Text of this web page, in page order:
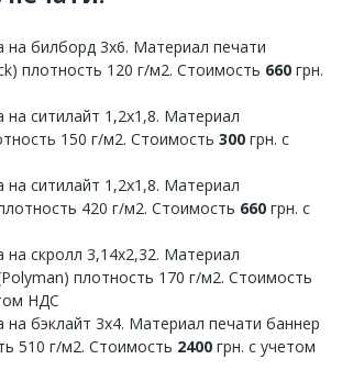
на билборд 3х6. Материал печати
плотность 120 г/м2. Стоимость 660 грн.
на ситилайт 1,2х1,8. Материал
150 г/м2. Стоимость 300 грн. с
на ситилайт 1,2х1,8. Материал
420 г/м2. Стоимость 660 грн. с
на скролл 3,14х2,32. Материал
плотность 170 г/м2. Стоимость
НДС
на бэклайт 3х4. Материал печати баннер
510 г/м2. Стоимость 2400 грн. с учетом